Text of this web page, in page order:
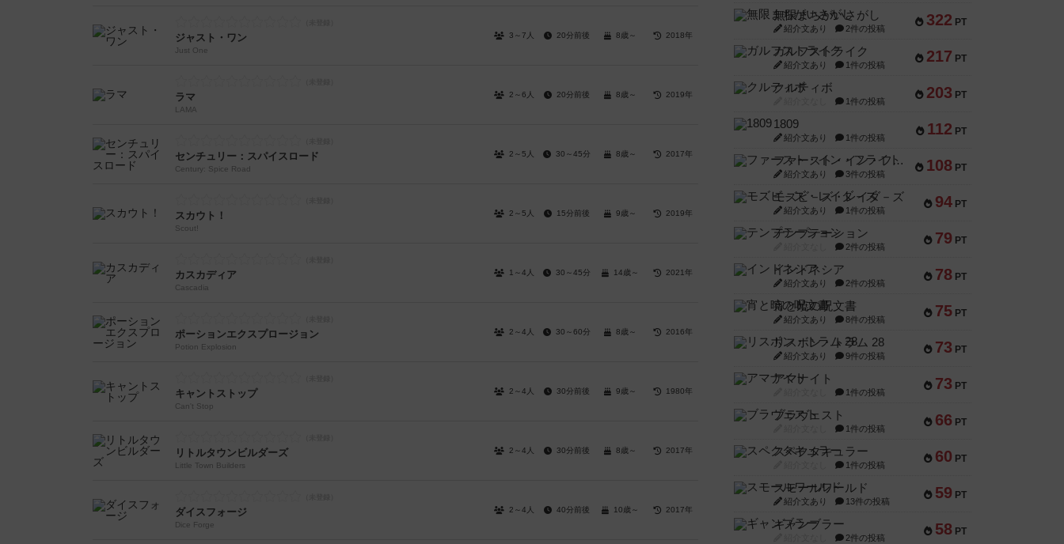
ジャスト・ワン
Just One
3～7人 20分前後 8歳～ 2018年
ラマ
LAMA
2～6人 20分前後 8歳～ 2019年
センチュリー：スパイスロード
Century: Spice Road
2～5人 30～45分 8歳～ 2017年
スカウト！
Scout!
2～5人 15分前後 9歳～ 2019年
カスカディア
Cascadia
1～4人 30～45分 14歳～ 2021年
ポーションエクスプロージョン
Potion Explosion
2～4人 30～60分 8歳～ 2016年
キャントストップ
Can't Stop
2～4人 30分前後 9歳～ 1980年
リトルタウンビルダーズ
Little Town Builders
2～4人 30分前後 8歳～ 2017年
ダイスフォージ
Dice Forge
2～4人 40分前後 10歳～ 2017年
322 PT
無限まちがいさがし
紹介文あり 2件の投稿
217 PT
ガルフストライク
紹介文あり 1件の投稿
203 PT
クルティボ
1件の投稿
112 PT
1809
紹介文あり 1件の投稿
108 PT
ファースト・イン・フライト
紹介文あり 3件の投稿
94 PT
モズビ－ズ・レイダ－ズ
紹介文あり 1件の投稿
79 PT
テンプテーション
2件の投稿
78 PT
インドネシア
紹介文あり 2件の投稿
75 PT
宵と暁の呪文書
紹介文あり 8件の投稿
73 PT
リスボン・トラム 28
紹介文あり 9件の投稿
73 PT
アマナイト
1件の投稿
66 PT
ブラヴェスト
1件の投稿
60 PT
スペクタキュラー
1件の投稿
59 PT
スモールワールド
紹介文あり 13件の投稿
58 PT
ギャンブラー
2件の投稿